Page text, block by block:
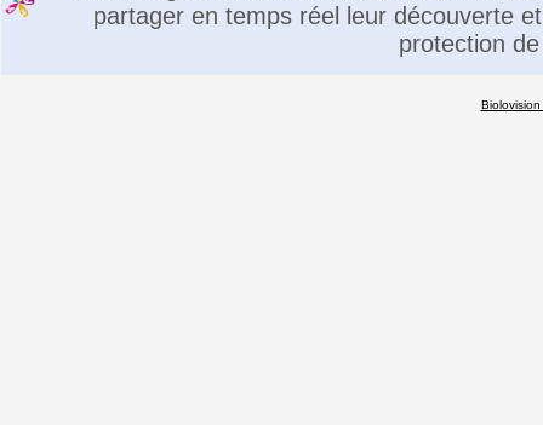
partager en temps réel leur découverte
protection
Biolovision